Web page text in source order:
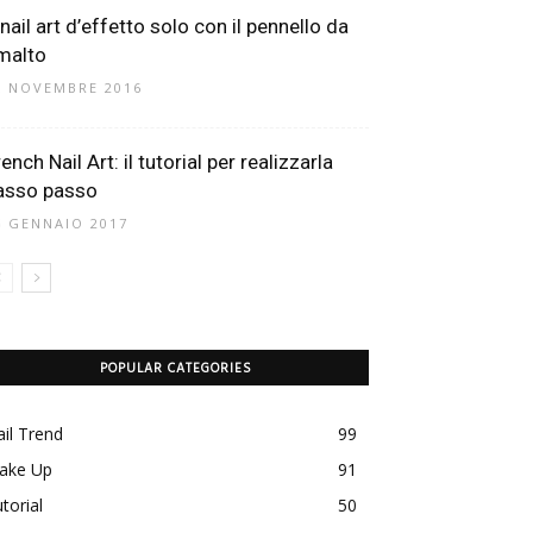
art d’effetto solo con il pennello da
NOVEMBRE 2016
Nail Art: il tutorial per realizzarla
passo
GENNAIO 2017
POPULAR CATEGORIES
Trend
99
Up
91
50